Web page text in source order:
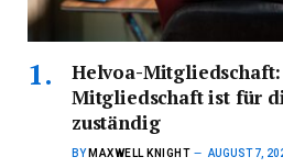
Helvoa-Mitgliedschaft:
Mitgliedschaft ist für
zuständig
BY MAXWELL KNIGHT AUGUST 7,